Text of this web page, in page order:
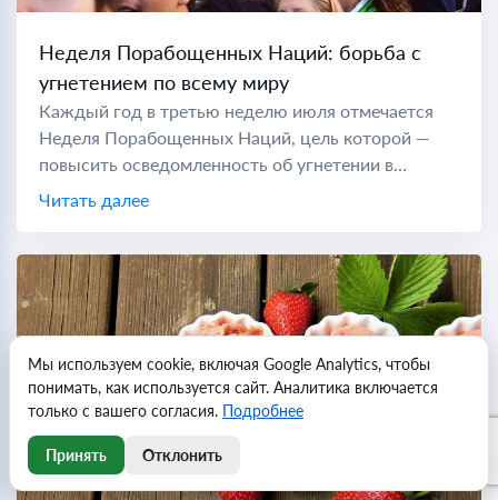
Неделя Порабощенных Наций: борьба с
угнетением по всему миру
Каждый год в третью неделю июля отмечается
Неделя Порабощенных Наций, цель которой —
повысить осведомленность об угнетении в
коммунистических странах по всему миру. Во
время холодной войны "порабощенной нацией"
Читать далее
Мы используем cookie, включая Google Analytics, чтобы
понимать, как используется сайт. Аналитика включается
только с вашего согласия. Подробнее
Принять Отклонить